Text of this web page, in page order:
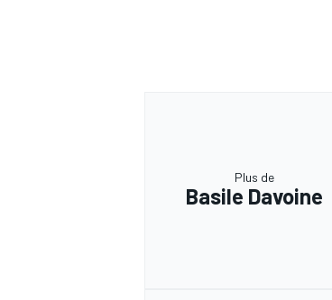
Plus de
Basile Davoine